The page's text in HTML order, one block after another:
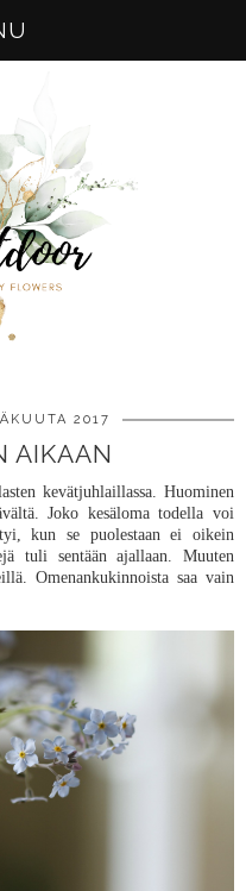
2017
AIKAAN
kevätjuhlaillassa. Huominen
Joko kesäloma todella voi
kun se puolestaan ei oikein
tuli sentään ajallaan. Muuten
Omenankukinnoista saa vain